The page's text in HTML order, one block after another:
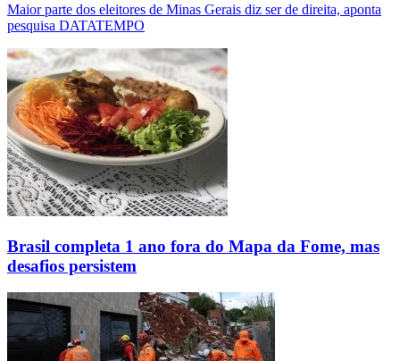
Maior parte dos eleitores de Minas Gerais diz ser de direita, aponta
pesquisa DATATEMPO
Brasil completa 1 ano fora do Mapa da Fome, mas
desafios persistem